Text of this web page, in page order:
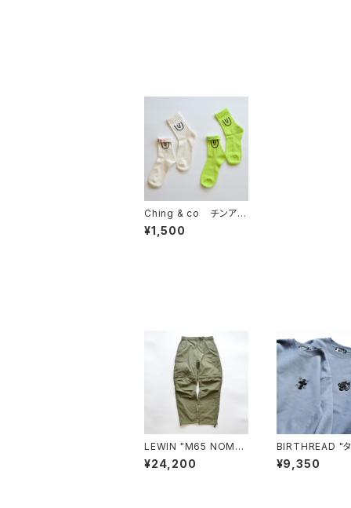
Ching & co チンアン
ドコー " ショート丈Sy
mbol"
¥1,500
LEWIN "M65 NOMA
D PANTS"
¥24,200
BIRTHREAD "
刺繍12.7ozクル
クスウェット"
¥9,350